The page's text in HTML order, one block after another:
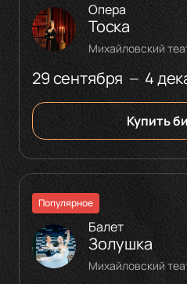
29 сентября — 4
Опера
Тоска
Михайловский
Купить
Популярное
Балет
Золушка
Михайловский